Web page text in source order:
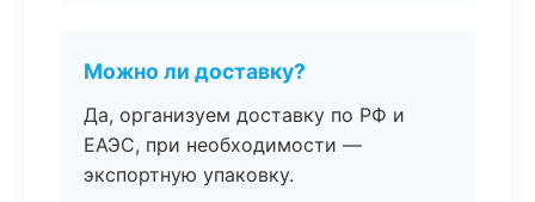
Можно ли доставку?
Да, организуем доставку по РФ и
ЕАЭС, при необходимости —
экспортную упаковку.